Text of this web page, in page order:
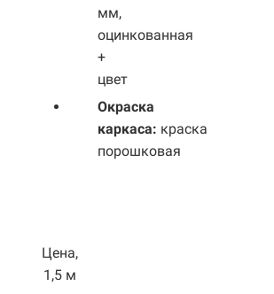
мм,
оцинкованная
+
цвет
Окраска
каркаса: краска
порошковая
Цена,
1,5 м